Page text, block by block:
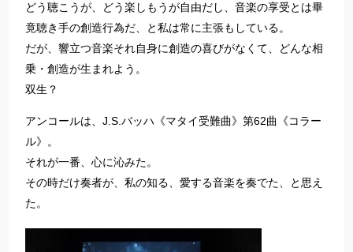
どう聴こうが、どう楽しもうが自由だし、音楽の享受とは畢
竟聴き手の創造行為だ、と私は常に主張もしている。
だが、響立つ音楽それ自身に創造の喜びがなくて、どんな相
乗・創造が生まれよう。
双生？
アンコールは、J.S.バッハ《マタイ受難曲》第62曲《コラー
ル》。
それが一番、心に沁みた。
その時だけ奏者が、私の知る、愛する音楽を奏でた、と思え
た。